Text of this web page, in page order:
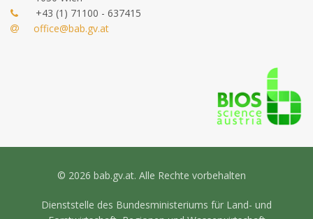
+43 (1) 71100 - 637415
office@bab.gv.at
© 2026 bab.gv.at. Alle Rechte vorbehalten
Dienststelle des Bundesministeriums für Land- und